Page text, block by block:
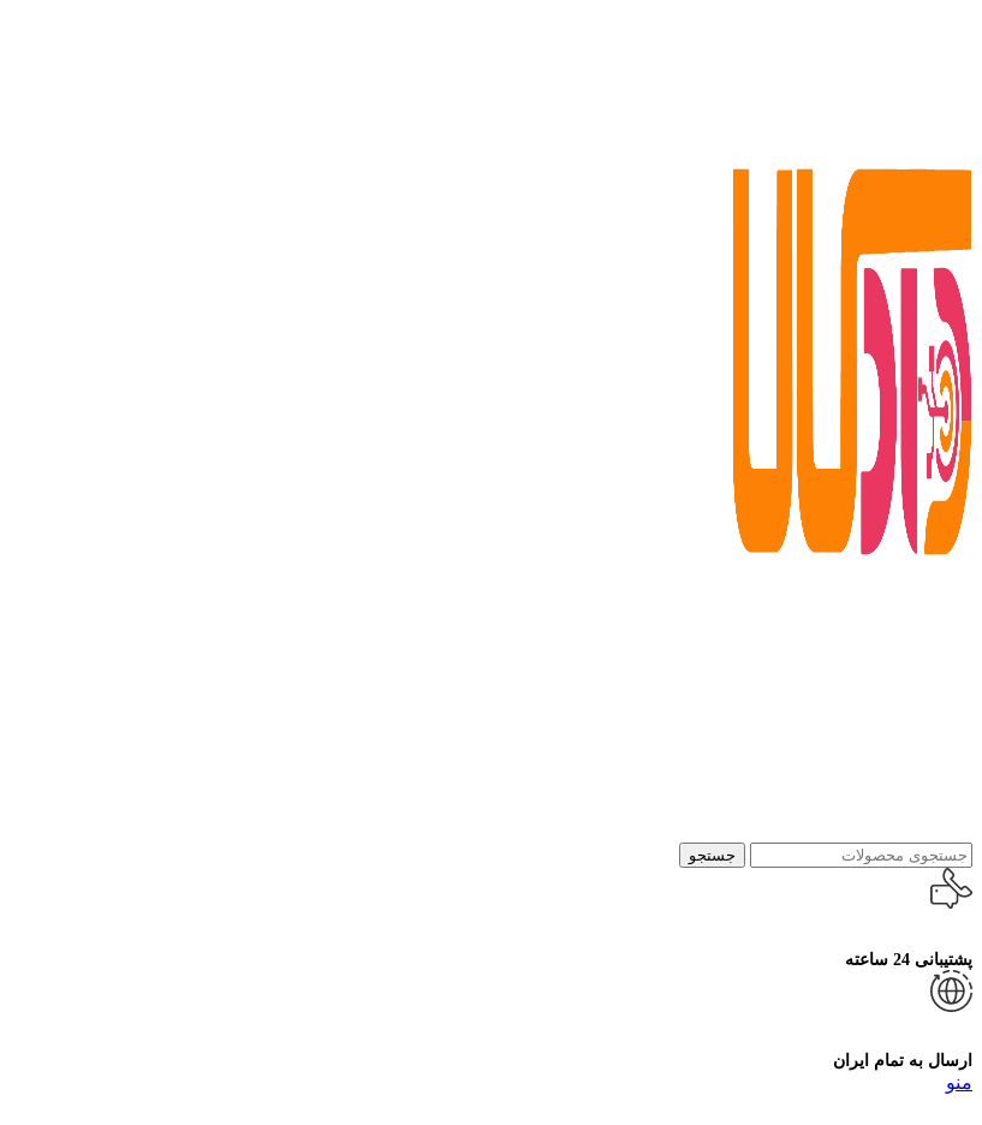
جستجو
پشتیبانی 24 ساعته
ارسال به تمام ایران
منو